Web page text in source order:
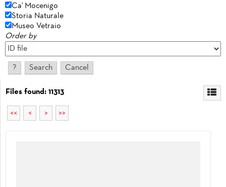
Ca' Mocenigo
Storia Naturale
Museo Vetraio
Order by
Files found: 11313
<< < > >>